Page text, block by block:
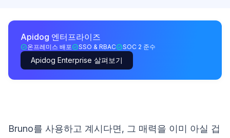
Apidog 엔터프라이즈
온프레미스 배포 SSO & RBAC SOC 2 준수
Apidog Enterprise 살펴보기
Bruno를 사용하고 계시다면, 그 매력을 이미 아실 겁